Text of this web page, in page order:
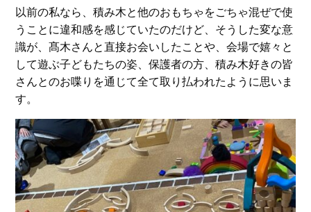
以前の私なら、積み木と他のおもちゃをごちゃ混ぜで使
うことに違和感を感じていたのだけど、そうした変な意
識が、髙木さんと直接お会いしたことや、会場で嬉々と
して遊ぶ子どもたちの姿、保護者の方、積み木好きの皆
さんとのお喋りを通じて全て取り払われたように思いま
す。